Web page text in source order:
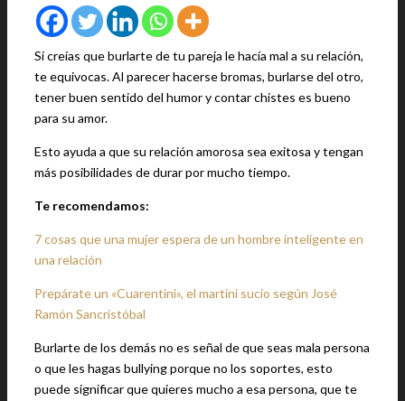
Si creías que burlarte de tu pareja le hacía mal a su relación,
te equivocas. Al parecer hacerse bromas, burlarse del otro,
tener buen sentido del humor y contar chistes es bueno
para su amor.
Esto ayuda a que su relación amorosa sea exitosa y tengan
más posibilidades de durar por mucho tiempo.
Te recomendamos:
7 cosas que una mujer espera de un hombre inteligente en
una relación
Prepárate un «Cuarentini», el martini sucio según José
Ramón Sancristóbal
Burlarte de los demás no es señal de que seas mala persona
o que les hagas bullying porque no los soportes, esto
puede significar que quieres mucho a esa persona, que te